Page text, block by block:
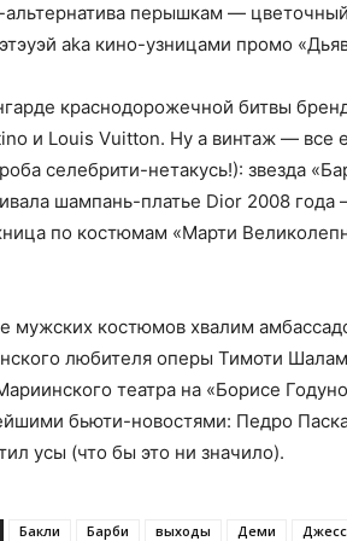
перышкам —
aka кино-узницами промо
краснодорожечной битвы
и Louis Vuitton. Ну а винтаж — все
селебрити-нетакусь!): звезда
шампань-платье Dior 2008
по костюмам «Марти
мужских костюмов хвалим
любителя оперы Тимоти
театра на «Борисе
бьюти-новостями: Педро
усы (что бы это ни значило).
Бакли Барби выходы Деми